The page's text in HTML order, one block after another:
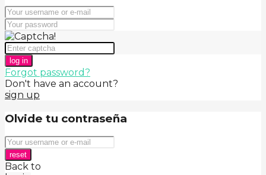
log in
Forgot password?
Don't have an account?
sign up
Olvide tu contraseña
reset
Back to